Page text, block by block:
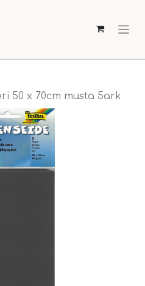
50 x 70cm musta 5ark